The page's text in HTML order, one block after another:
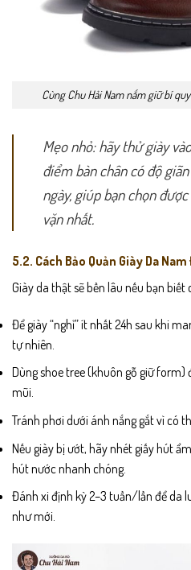
Cùng Chu Hải Nam nắm giữ bí
Mẹo nhỏ: hãy thử giày
điểm bàn chân có độ
ngày, giúp bạn chọn
vặn nhất.
5.2. Cách Bảo Quản Giày Da
Giày da thật sẽ bền lâu nếu bạn
Để giày “nghỉ” ít nhất 24h sau khi
tự nhiên.
Dùng shoe tree (khuôn gỗ giữ form)
mũi.
Tránh phơi dưới ánh nắng gắt vì có
Nếu giày bị ướt, hãy nhét giấy hút
hút nước nhanh chóng.
Đánh xi định kỳ 2–3 tuần/lần để da
như mới.